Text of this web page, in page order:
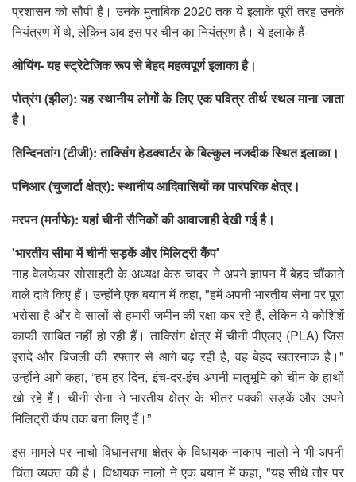
प्रशासन को सौंपी है। उनके मुताबिक 2020 तक ये इलाके पूरी तरह उनके
नियंत्रण में थे, लेकिन अब इस पर चीन का नियंत्रण है। ये इलाके हैं-
ओयिंग- यह स्ट्रेटेजिक रूप से बेहद महत्वपूर्ण इलाका है।
पोत्रंग (झील): यह स्थानीय लोगों के लिए एक पवित्र तीर्थ स्थल माना जाता
है।
तिन्दिनतांग (टीजी): ताक्सिंग हेडक्वार्टर के बिल्कुल नजदीक स्थित इलाका।
पनिआर (चुजार्टा क्षेत्र): स्थानीय आदिवासियों का पारंपरिक क्षेत्र।
मरपन (मर्नाफे): यहां चीनी सैनिकों की आवाजाही देखी गई है।
'भारतीय सीमा में चीनी सड़कें और मिलिट्री कैंप'
नाह वेलफेयर सोसाइटी के अध्यक्ष केरु चादर ने अपने ज्ञापन में बेहद चौंकाने
वाले दावे किए हैं। उन्होंने एक बयान में कहा, "हमें अपनी भारतीय सेना पर पूरा
भरोसा है और वे सालों से हमारी जमीन की रक्षा कर रहे हैं, लेकिन ये कोशिशें
काफी साबित नहीं हो रही हैं। ताक्सिंग क्षेत्र में चीनी पीएलए (PLA) जिस
इरादे और बिजली की रफ्तार से आगे बढ़ रही है, वह बेहद खतरनाक है।"
उन्होंने आगे कहा, “हम हर दिन, इंच-दर-इंच अपनी मातृभूमि को चीन के हाथों
खो रहे हैं। चीनी सेना ने भारतीय क्षेत्र के भीतर पक्की सड़कें और अपने
मिलिट्री कैंप तक बना लिए हैं।”
इस मामले पर नाचो विधानसभा क्षेत्र के विधायक नाकाप नालो ने भी अपनी
चिंता व्यक्त की है। विधायक नालो ने एक बयान में कहा, "यह सीधे तौर पर